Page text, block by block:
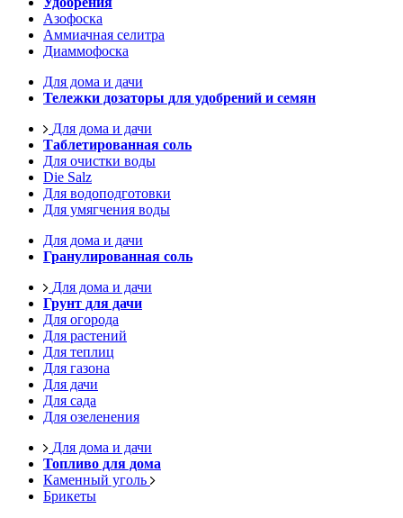
Азофоска
Аммиачная селитра
Диаммофоска
Для дома и дачи
Тележки дозаторы для удобрений и семян
Для дома и дачи
Таблетированная соль
Для очистки воды
Die Salz
Для водоподготовки
Для умягчения воды
Для дома и дачи
Гранулированная соль
Для дома и дачи
Грунт для дачи
Для огорода
Для растений
Для теплиц
Для газона
Для дачи
Для сада
Для озеленения
Для дома и дачи
Топливо для дома
Каменный уголь
Брикеты